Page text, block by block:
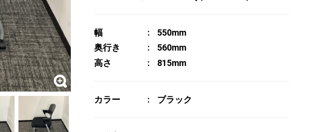
幅
550mm
奥行き
560mm
高さ
815mm
カラー ブラック